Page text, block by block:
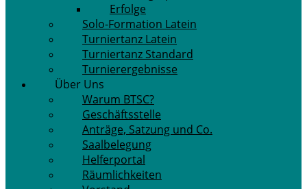
Erfolge
Solo-Formation Latein
Turniertanz Latein
Turniertanz Standard
Turnierergebnisse
Über Uns
Warum BTSC?
Geschäftsstelle
Anträge, Satzung und Co.
Saalbelegung
Helferportal
Räumlichkeiten